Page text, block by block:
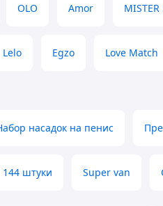
OLO Amor MISTER
Lelo Egzo Love Match
насадок на пенис
штуки Super van